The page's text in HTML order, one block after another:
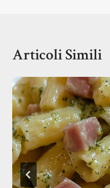
Articoli Simili